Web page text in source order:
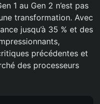
1 au Gen 2 n’est pas
transformation. Avec
jusqu’à 35 % et des
précédentes et
des processeurs